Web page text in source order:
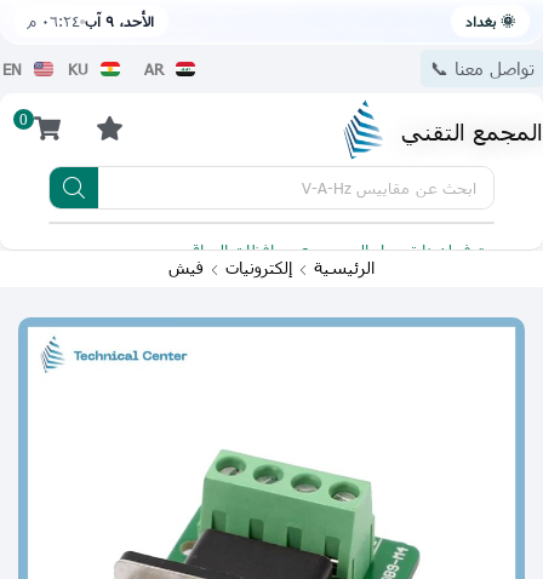
🌞 بغداد الأحد، ٩ آب ٠٦:٢٤ م
تواصل معنا 📞 AR
KU
EN
المجمع التقني 0
ابحث عن مقاييس V-A-Hz
يتوفر لدينا توصيل الى جميع محافظات العراق
الرئيسية إلكترونيات فيش